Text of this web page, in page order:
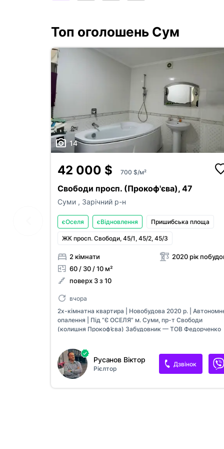
Топ оголошень Сум
14
42 000 $ 700 $/м²
Свободи просп. (Прокоф'єва), 47
Суми , Зарічний р-н
єОселя єВідновлення Пришибська площа
ЖК просп. Свободи, 45/1, 45/2, 45/3
2 кімнати
60 / 30 / 10 м²
поверх 3 з 10
2020 рік
вчора
2х-кімнатна квартира | Новобудова 2020 р. |
опалення | Під “Є ОСЕЛЯ” м. Суми, пр-т Свободи
(колишня Прокоф’єва) Забудовник — ТОВ Федорченко
Характеристики: • Площа: 60 / 30 / 9,5 м² • Поверх: 3 /10
• Квартира дуже тепла ( по всьому параметру
система теплої підлоги) • Автономне газове опалення
(двоконтурний котел) • Стан — мінімалізма, сучасна
Русанов Віктор
Рієлтор
Дзвінок